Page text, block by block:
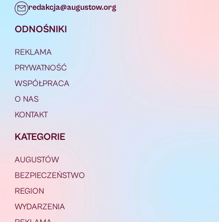
redakcja@augustow.org
ODNOŚNIKI
REKLAMA
PRYWATNOŚĆ
WSPÓŁPRACA
O NAS
KONTAKT
KATEGORIE
AUGUSTÓW
BEZPIECZEŃSTWO
REGION
WYDARZENIA